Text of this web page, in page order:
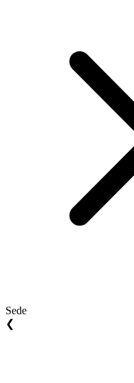
Sede
❮